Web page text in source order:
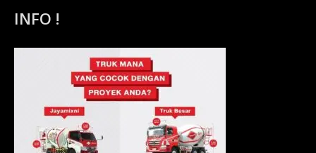
INFO !